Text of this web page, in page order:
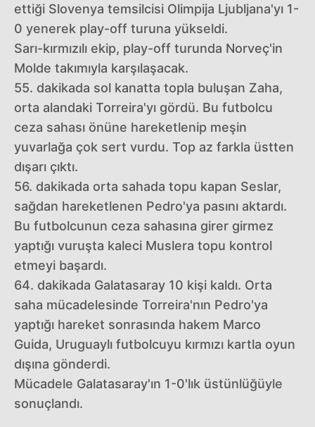
ettiği Slovenya temsilcisi Olimpija Ljubljana'yı 1-
0 yenerek play-off turuna yükseldi.
Sarı-kırmızılı ekip, play-off turunda Norveç'in
Molde takımıyla karşılaşacak.
55. dakikada sol kanatta topla buluşan Zaha,
orta alandaki Torreira'yı gördü. Bu futbolcu
ceza sahası önüne hareketlenip meşin
yuvarlağa çok sert vurdu. Top az farkla üstten
dışarı çıktı.
56. dakikada orta sahada topu kapan Seslar,
sağdan hareketlenen Pedro'ya pasını aktardı.
Bu futbolcunun ceza sahasına girer girmez
yaptığı vuruşta kaleci Muslera topu kontrol
etmeyi başardı.
64. dakikada Galatasaray 10 kişi kaldı. Orta
saha mücadelesinde Torreira'nın Pedro'ya
yaptığı hareket sonrasında hakem Marco
Guida, Uruguaylı futbolcuyu kırmızı kartla oyun
dışına gönderdi.
Mücadele Galatasaray'ın 1-0'lık üstünlüğüyle
sonuçlandı.